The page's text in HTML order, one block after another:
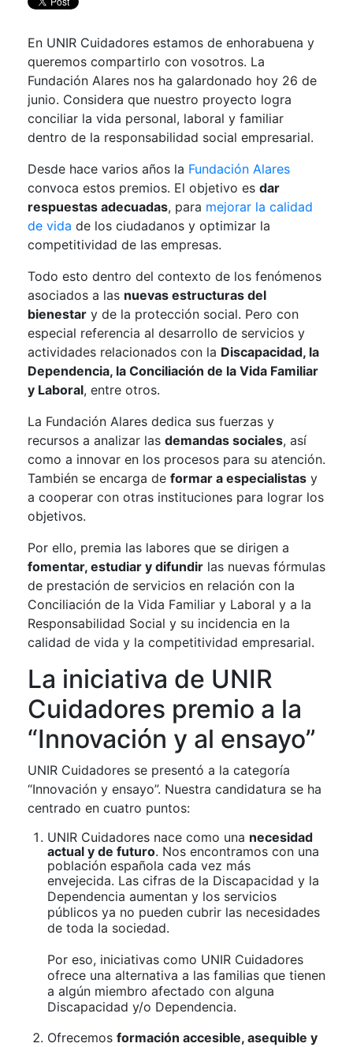
En UNIR Cuidadores estamos de enhorabuena y
queremos compartirlo con vosotros. La
Fundación Alares nos ha galardonado hoy 26 de
junio. Considera que nuestro proyecto logra
conciliar la vida personal, laboral y familiar
dentro de la responsabilidad social empresarial.
Desde hace varios años la Fundación Alares
convoca estos premios. El objetivo es dar
respuestas adecuadas, para mejorar la calidad
de vida de los ciudadanos y optimizar la
competitividad de las empresas.
Todo esto dentro del contexto de los fenómenos
asociados a las nuevas estructuras del
bienestar y de la protección social. Pero con
especial referencia al desarrollo de servicios y
actividades relacionados con la Discapacidad, la
Dependencia, la Conciliación de la Vida Familiar
y Laboral, entre otros.
La Fundación Alares dedica sus fuerzas y
recursos a analizar las demandas sociales, así
como a innovar en los procesos para su atención.
También se encarga de formar a especialistas y
a cooperar con otras instituciones para lograr los
objetivos.
Por ello, premia las labores que se dirigen a
fomentar, estudiar y difundir las nuevas fórmulas
de prestación de servicios en relación con la
Conciliación de la Vida Familiar y Laboral y a la
Responsabilidad Social y su incidencia en la
calidad de vida y la competitividad empresarial.
La iniciativa de UNIR
Cuidadores premio a la
“Innovación y al ensayo”
UNIR Cuidadores se presentó a la categoría
“Innovación y ensayo”. Nuestra candidatura se ha
centrado en cuatro puntos:
UNIR Cuidadores nace como una necesidad
actual y de futuro. Nos encontramos con una
población española cada vez más
envejecida. Las cifras de la Discapacidad y la
Dependencia aumentan y los servicios
públicos ya no pueden cubrir las necesidades
de toda la sociedad.
Por eso, iniciativas como UNIR Cuidadores
ofrece una alternativa a las familias que tienen
a algún miembro afectado con alguna
Discapacidad y/o Dependencia.
Ofrecemos formación accesible, asequible y